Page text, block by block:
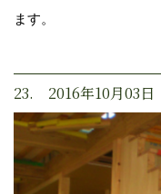
ます。
23. 2016年10月03日